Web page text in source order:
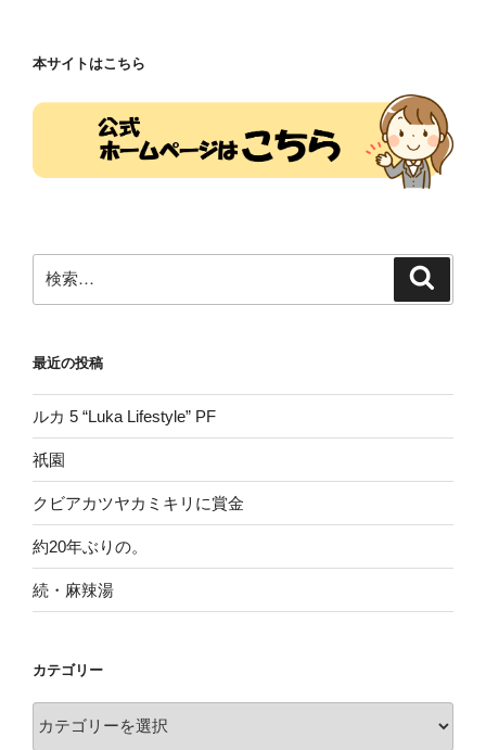
ン
本サイトはこちら
索:
最近の投稿
ルカ 5 “Luka Lifestyle” PF
祇園
クビアカツヤカミキリに賞金
約20年ぶりの。
続・麻辣湯
カテゴリー
テ